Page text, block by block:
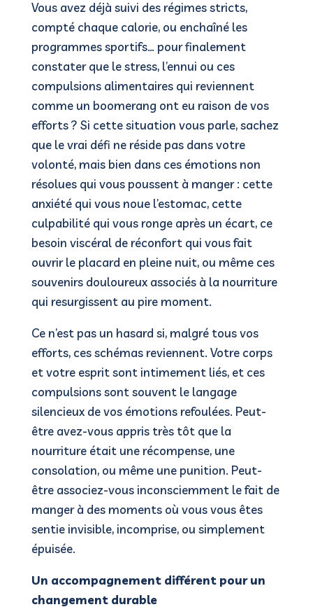
Vous avez déjà suivi des régimes stricts,
compté chaque calorie, ou enchaîné les
programmes sportifs… pour finalement
constater que le stress, l’ennui ou ces
compulsions alimentaires qui reviennent
comme un boomerang ont eu raison de vos
efforts ? Si cette situation vous parle, sachez
que le vrai défi ne réside pas dans votre
volonté, mais bien dans ces émotions non
résolues qui vous poussent à manger : cette
anxiété qui vous noue l’estomac, cette
culpabilité qui vous ronge après un écart, ce
besoin viscéral de réconfort qui vous fait
ouvrir le placard en pleine nuit, ou même ces
souvenirs douloureux associés à la nourriture
qui resurgissent au pire moment.
Ce n’est pas un hasard si, malgré tous vos
efforts, ces schémas reviennent. Votre corps
et votre esprit sont intimement liés, et ces
compulsions sont souvent le langage
silencieux de vos émotions refoulées. Peut-
être avez-vous appris très tôt que la
nourriture était une récompense, une
consolation, ou même une punition. Peut-
être associez-vous inconsciemment le fait de
manger à des moments où vous vous êtes
sentie invisible, incomprise, ou simplement
épuisée.
Un accompagnement différent pour un
changement durable